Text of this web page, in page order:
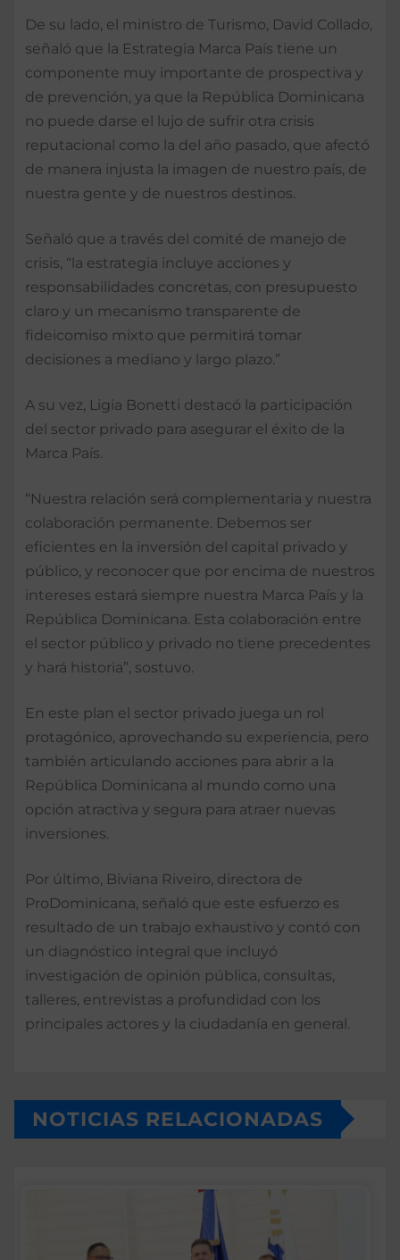
De su lado, el ministro de Turismo, David Collado,
señaló que la Estrategia Marca País tiene un
componente muy importante de prospectiva y
de prevención, ya que la República Dominicana
no puede darse el lujo de sufrir otra crisis
reputacional como la del año pasado, que afectó
de manera injusta la imagen de nuestro país, de
nuestra gente y de nuestros destinos.
Señaló que a través del comité de manejo de
crisis, “la estrategia incluye acciones y
responsabilidades concretas, con presupuesto
claro y un mecanismo transparente de
fideicomiso mixto que permitirá tomar
decisiones a mediano y largo plazo.”
A su vez, Ligia Bonetti destacó la participación
del sector privado para asegurar el éxito de la
Marca País.
“Nuestra relación será complementaria y nuestra
colaboración permanente. Debemos ser
eficientes en la inversión del capital privado y
público, y reconocer que por encima de nuestros
intereses estará siempre nuestra Marca País y la
República Dominicana. Esta colaboración entre
el sector público y privado no tiene precedentes
y hará historia”, sostuvo.
En este plan el sector privado juega un rol
protagónico, aprovechando su experiencia, pero
también articulando acciones para abrir a la
República Dominicana al mundo como una
opción atractiva y segura para atraer nuevas
inversiones.
Por último, Biviana Riveiro, directora de
ProDominicana, señaló que este esfuerzo es
resultado de un trabajo exhaustivo y contó con
un diagnóstico integral que incluyó
investigación de opinión pública, consultas,
talleres, entrevistas a profundidad con los
principales actores y la ciudadanía en general.
NOTICIAS RELACIONADAS